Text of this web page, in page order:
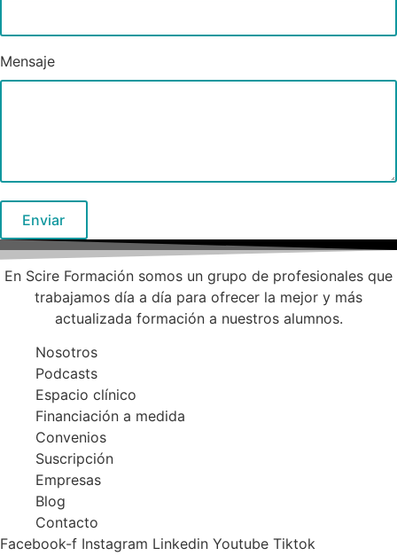
Mensaje
En Scire Formación somos un grupo de profesionales que
trabajamos día a día para ofrecer la mejor y más
actualizada formación a nuestros alumnos.
Nosotros
Podcasts
Espacio clínico
Financiación a medida
Convenios
Suscripción
Empresas
Blog
Contacto
Facebook-f Instagram Linkedin Youtube Tiktok